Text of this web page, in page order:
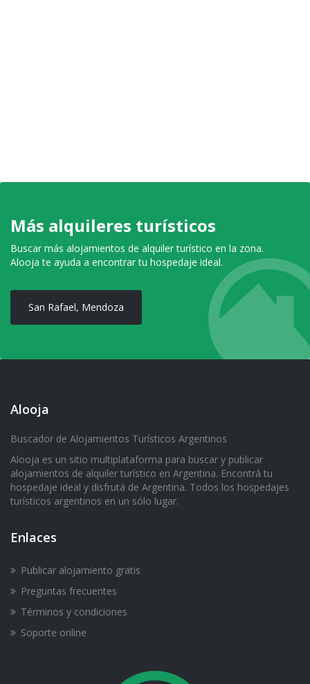
Más alquileres turísticos
Buscar más alojamientos de alquiler turístico en la zona.
Alooja te ayuda a encontrar tu hospedaje ideal.
San Rafael, Mendoza
Alooja
Buscador de Alojamientos Turísticos Argentinos
Alooja es un sitio multiplataforma para buscar y publicar
alojamientos de alquiler turístico en Argentina. Encontrá tu
hospedaje ideal y disfrutá de Argentina. Todos los hospedajes
turísticos argentinos en un sólo lugar.
Enlaces
Publicar alojamiento gratis
Preguntas frecuentes
Términos y condiciones
Soporte online